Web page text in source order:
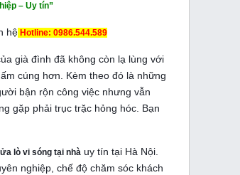
– Uy tín”
hệ Hotline: 0986.544.589
già đình đã không còn lạ lùng với
cúng hơn. Kèm theo đó là những
bận rộn công việc nhưng vẫn
gặp phải trục trặc hỏng hóc. Bạn
lò vi sóng tại nhà uy tín tại Hà Nội.
nghiệp, chế độ chăm sóc khách